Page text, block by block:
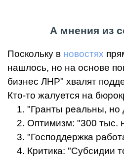
А мнения из
Поскольку в новостях
нашлось, но на основе
бизнес ЛНР" хвалят
Кто-то жалуется на
"Гранты реальны, но
Оптимизм: "300 тыс.
"Господдержка
Критика: "Субсидии